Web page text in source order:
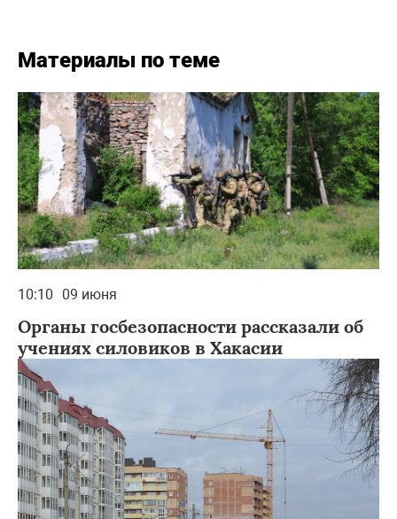
Материалы по теме
10:10 09 июня
Органы госбезопасности рассказали об
учениях силовиков в Хакасии